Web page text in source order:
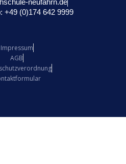
neufahrn.de
+49 (0)174 642 9999
Impressum
AGB